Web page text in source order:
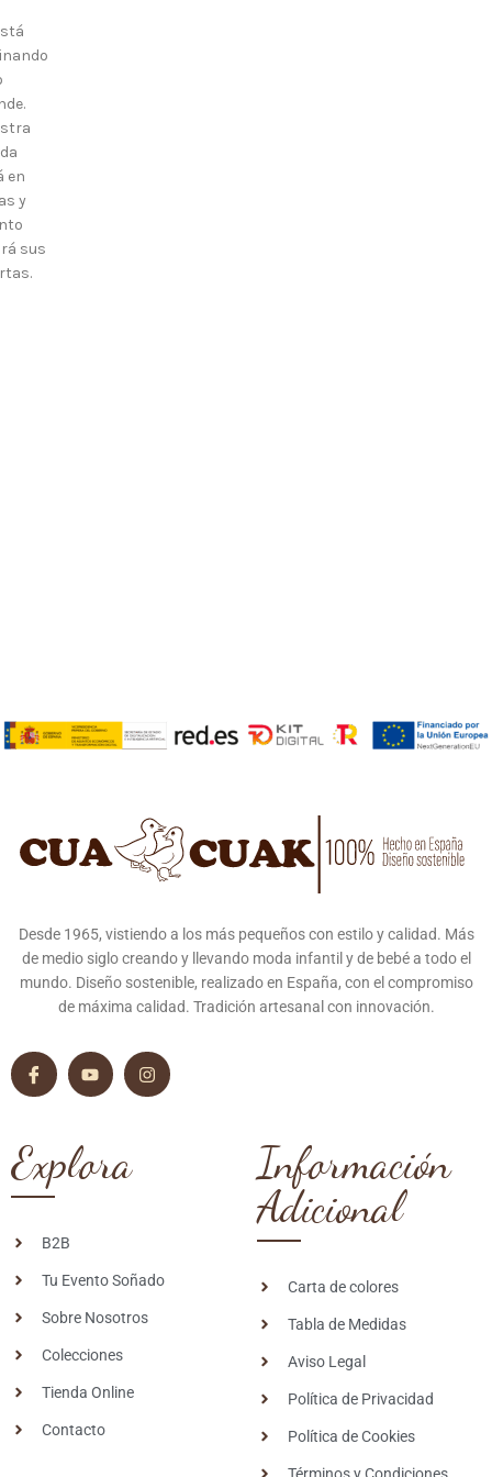
en
y
sus
Desde 1965, vistiendo a los más pequeños con estilo y calidad. Más
de medio siglo creando y llevando moda infantil y de bebé a todo el
mundo. Diseño sostenible, realizado en España, con el compromiso
de máxima calidad. Tradición artesanal con innovación.
Explora
B2B
Tu Evento Soñado
Sobre Nosotros
Colecciones
Tienda Online
Contacto
Información
Adicional
Carta de colores
Tabla de Medidas
Aviso Legal
Política de Privacidad
Política de Cookies